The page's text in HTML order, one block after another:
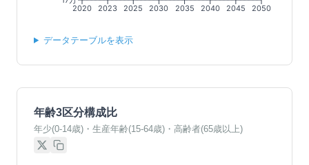
2020 2023 2025 2030 2035 2040 2045 2050
データテーブルを表示
年齢3区分構成比
年少(0-14歳)・生産年齢(15-64歳)・高齢者(65歳以上)